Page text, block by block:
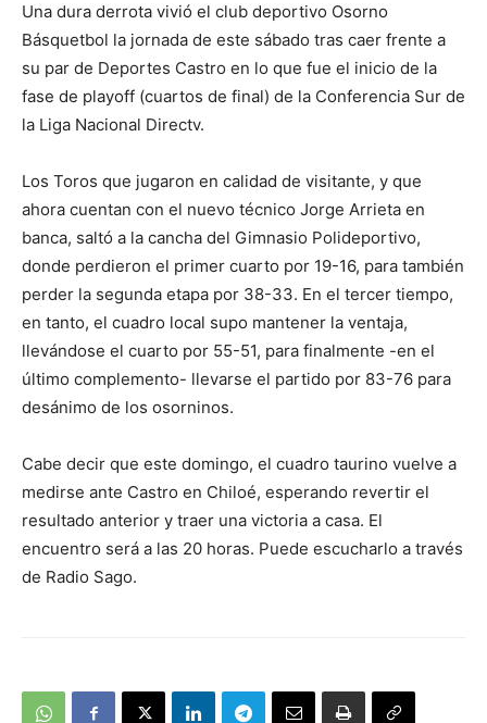
Una dura derrota vivió el club deportivo Osorno
Básquetbol la jornada de este sábado tras caer frente a
su par de Deportes Castro en lo que fue el inicio de la
fase de playoff (cuartos de final) de la Conferencia Sur de
la Liga Nacional Directv.
Los Toros que jugaron en calidad de visitante, y que
ahora cuentan con el nuevo técnico Jorge Arrieta en
banca, saltó a la cancha del Gimnasio Polideportivo,
donde perdieron el primer cuarto por 19-16, para también
perder la segunda etapa por 38-33. En el tercer tiempo,
en tanto, el cuadro local supo mantener la ventaja,
llevándose el cuarto por 55-51, para finalmente -en el
último complemento- llevarse el partido por 83-76 para
desánimo de los osorninos.
Cabe decir que este domingo, el cuadro taurino vuelve a
medirse ante Castro en Chiloé, esperando revertir el
resultado anterior y traer una victoria a casa. El
encuentro será a las 20 horas. Puede escucharlo a través
de Radio Sago.